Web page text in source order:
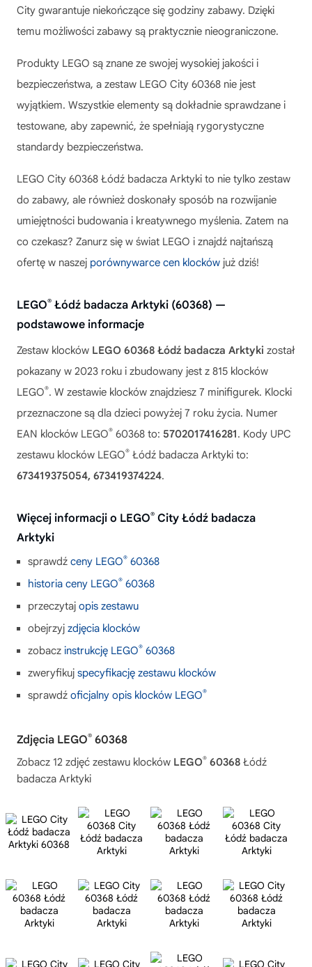
City gwarantuje niekończące się godziny zabawy. Dzięki
temu możliwości zabawy są praktycznie nieograniczone.
Produkty LEGO są znane ze swojej wysokiej jakości i
bezpieczeństwa, a zestaw LEGO City 60368 nie jest
wyjątkiem. Wszystkie elementy są dokładnie sprawdzane i
testowane, aby zapewnić, że spełniają rygorystyczne
standardy bezpieczeństwa.
LEGO City 60368 Łódź badacza Arktyki to nie tylko zestaw
do zabawy, ale również doskonały sposób na rozwijanie
umiejętności budowania i kreatywnego myślenia. Zatem na
co czekasz? Zanurz się w świat LEGO i znajdź najtańszą
ofertę w naszej porównywarce cen klocków już dziś!
LEGO® Łódź badacza Arktyki (60368) —
podstawowe informacje
Zestaw klocków LEGO 60368 Łódź badacza Arktyki został
pokazany w 2023 roku i zbudowany jest z 815 klocków
LEGO®. W zestawie klocków znajdziesz 7 minifigurek. Klocki
przeznaczone są dla dzieci powyżej 7 roku życia. Numer
EAN klocków LEGO® 60368 to: 5702017416281. Kody UPC
zestawu klocków LEGO® Łódź badacza Arktyki to:
673419375054, 673419374224.
Więcej informacji o LEGO® City Łódź badacza
Arktyki
sprawdź ceny LEGO® 60368
historia ceny LEGO® 60368
przeczytaj opis zestawu
obejrzyj zdjęcia klocków
zobacz instrukcję LEGO® 60368
zweryfikuj specyfikację zestawu klocków
sprawdź oficjalny opis klocków LEGO®
Zdjęcia LEGO® 60368
Zobacz 12 zdjęć zestawu klocków LEGO® 60368 Łódź
badacza Arktyki